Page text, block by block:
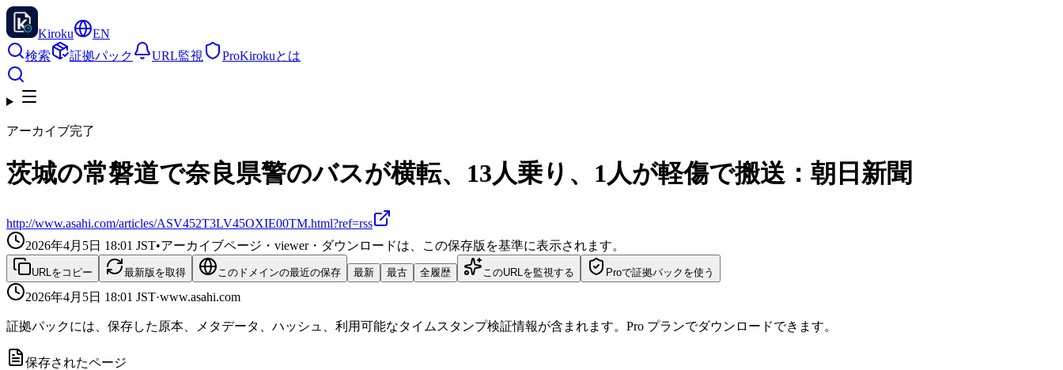
Kiroku
EN
検索
証拠パック URL監視 ProKirokuとは
アーカイブ完了
茨城の常磐道で奈良県警のバスが横転、13人乗り、1人が軽傷で搬送：朝日新聞
http://www.asahi.com/articles/ASV452T3LV45OXIE00TM.html?ref=rss
2026年4月5日 18:01 JST•アーカイブページ・viewer・ダウンロードは、この保存版を基準に表示されます。
URLをコピー 最新版を取得 このドメインの最近の保存 最新 最古 全履歴 このURLを監視する Proで証拠パックを使う
2026年4月5日 18:01 JST·www.asahi.com
証拠パックには、保存した原本、メタデータ、ハッシュ、利用可能なタイムスタンプ検証情報が含まれます。Pro プランでダウンロードできます。
保存されたページ